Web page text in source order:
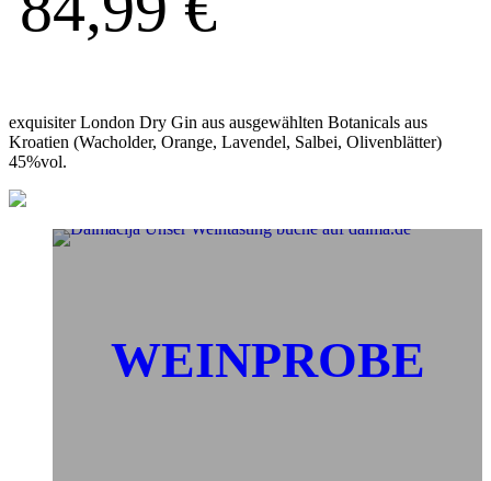
exquisiter London Dry Gin aus ausgewählten Botanicals aus
Kroatien (Wacholder, Orange, Lavendel, Salbei, Olivenblätter)
45%vol.
WEINPROBE